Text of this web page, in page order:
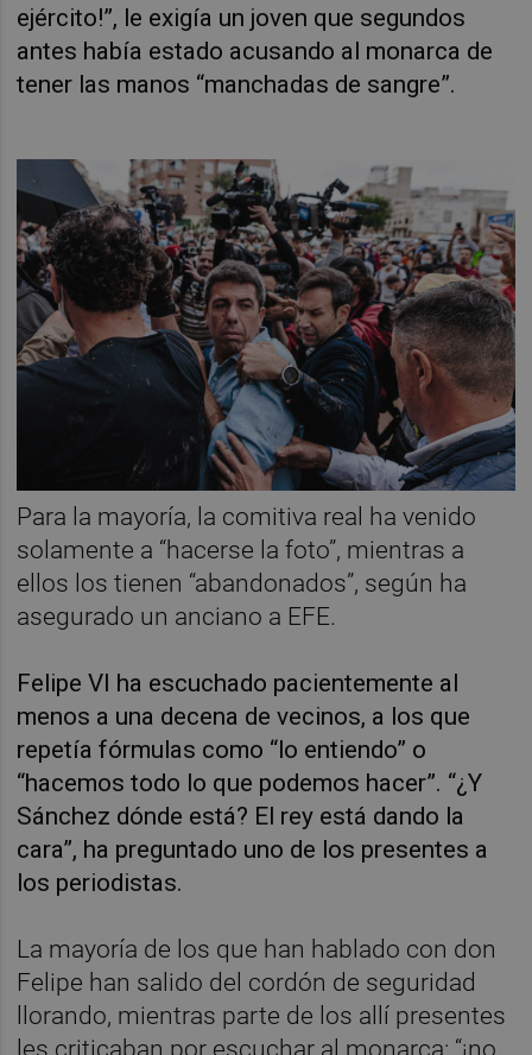
ejército!”, le exigía un joven que segundos
antes había estado acusando al monarca de
tener las manos “manchadas de sangre”.
Para la mayoría, la comitiva real ha venido
solamente a “hacerse la foto”, mientras a
ellos los tienen “abandonados”, según ha
asegurado un anciano a EFE.
Felipe VI ha escuchado pacientemente al
menos a una decena de vecinos, a los que
repetía fórmulas como “lo entiendo” o
“hacemos todo lo que podemos hacer”. “¿Y
Sánchez dónde está? El rey está dando la
cara”, ha preguntado uno de los presentes a
los periodistas.
La mayoría de los que han hablado con don
Felipe han salido del cordón de seguridad
llorando, mientras parte de los allí presentes
les criticaban por escuchar al monarca: “¡no